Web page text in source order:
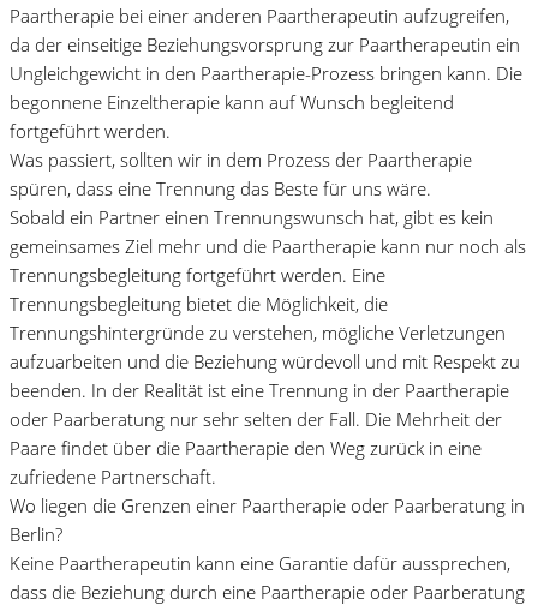
Paartherapie bei einer anderen Paartherapeutin aufzugreifen,
da der einseitige Beziehungsvorsprung zur Paartherapeutin ein
Ungleichgewicht in den Paartherapie-Prozess bringen kann. Die
begonnene Einzeltherapie kann auf Wunsch begleitend
fortgeführt werden.
Was passiert, sollten wir in dem Prozess der Paartherapie
spüren, dass eine Trennung das Beste für uns wäre.
Sobald ein Partner einen Trennungswunsch hat, gibt es kein
gemeinsames Ziel mehr und die Paartherapie kann nur noch als
Trennungsbegleitung fortgeführt werden. Eine
Trennungsbegleitung bietet die Möglichkeit, die
Trennungshintergründe zu verstehen, mögliche Verletzungen
aufzuarbeiten und die Beziehung würdevoll und mit Respekt zu
beenden. In der Realität ist eine Trennung in der Paartherapie
oder Paarberatung nur sehr selten der Fall. Die Mehrheit der
Paare findet über die Paartherapie den Weg zurück in eine
zufriedene Partnerschaft.
Wo liegen die Grenzen einer Paartherapie oder Paarberatung in
Berlin?
Keine Paartherapeutin kann eine Garantie dafür aussprechen,
dass die Beziehung durch eine Paartherapie oder Paarberatung